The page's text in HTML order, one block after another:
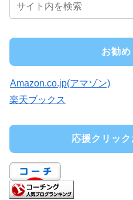
お勧め
Amazon.co.jp(アマゾン)
楽天ブックス
応援クリッ